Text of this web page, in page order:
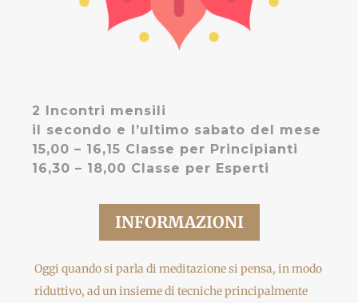
2 Incontri mensili
il secondo e l’ultimo sabato del mese
15,00 – 16,15 Classe per Principianti
16,30 – 18,00 Classe per Esperti
INFORMAZIONI
Oggi quando si parla di meditazione si pensa, in modo
riduttivo, ad un insieme di tecniche principalmente